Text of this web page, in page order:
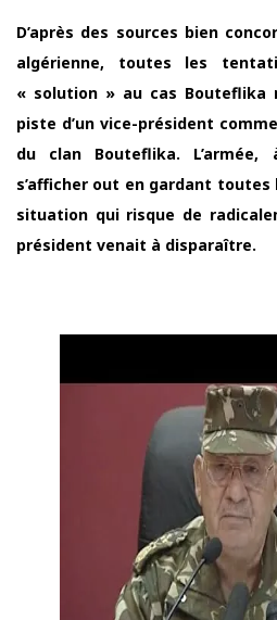
D’après des sources bien
algérienne, toutes les
« solution » au cas Bouteflika
piste d’un vice-président
du clan Bouteflika.
s’afficher out en gardant toutes
situation qui risque de
président venait à